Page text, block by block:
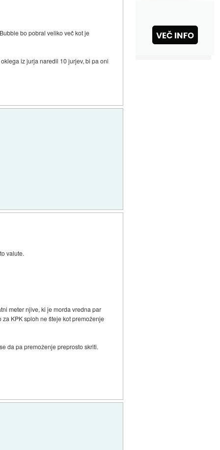
bo pobral veliko več kot je
iz jurja naredil 10 jurjev, bi pa oni
valute.
meter njive, ki je morda vredna par
KPK sploh ne šteje kot premoženje
da pa premoženje preprosto skriti.